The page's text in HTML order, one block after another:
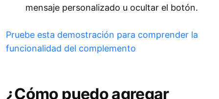
mensaje personalizado u ocultar el botón.
Pruebe esta demostración para comprender la
funcionalidad del complemento
¿Cómo puedo agregar